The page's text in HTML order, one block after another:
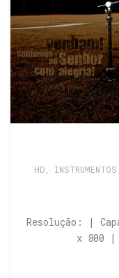
HD INSTRUMENTOS
Resolução: |
x 800 |